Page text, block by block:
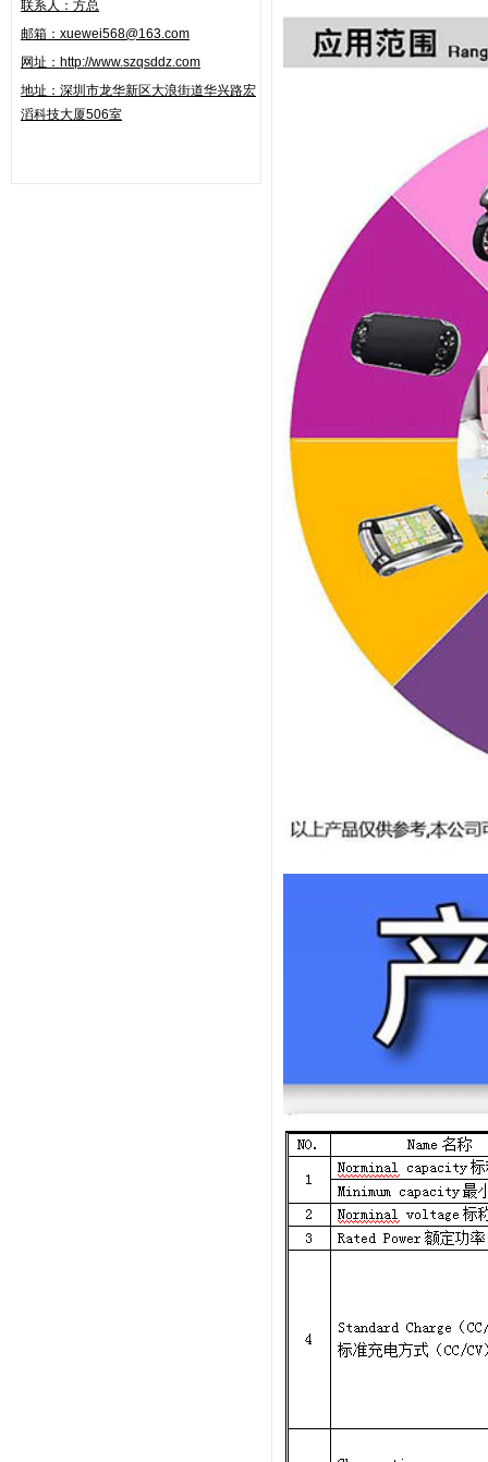
联系人：方总
邮箱：xuewei568@163.com
网址：http://www.szqsddz.com
地址： 深圳市龙华新区大浪街道华兴路宏
滔科技大厦506室